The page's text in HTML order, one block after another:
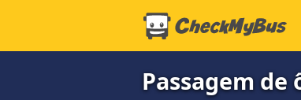
Passagem de